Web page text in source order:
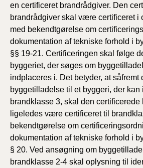
en certificeret brandrådgiver. Den
brandrådgiver skal være certificeret i
med bekendtgørelse om
dokumentation af tekniske forhold i
§§ 19-21. Certificeringen skal følge
byggeriet, der søges om
indplaceres i. Det betyder, at såfremt
byggetilladelse til et byggeri, der kan
brandklasse 3, skal den certificerede
ligeledes være certificeret til
bekendtgørelse om
dokumentation af tekniske forhold i
§ 20. Ved ansøgning om
brandklasse 2-4 skal oplysning til